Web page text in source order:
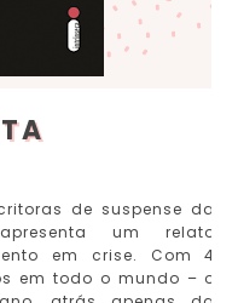
de suspense da
um relato
em crise. Com 4
em todo o mundo – o